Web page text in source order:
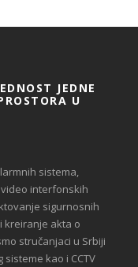
JEDNE
U
sistema,
interfonskih
sigurnosnih
kreiranje akta o
stručanjaci u Srbiji
kao i CCTV